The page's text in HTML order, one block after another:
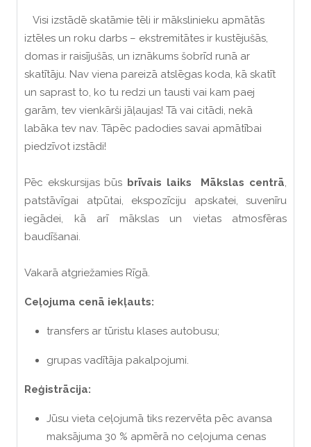
Visi izstādē skatāmie tēli ir mākslinieku apmātās
iztēles un roku darbs – ekstremitātes ir kustējušās,
domas ir raisījušās, un iznākums šobrīd runā ar
skatītāju. Nav viena pareizā atslēgas koda, kā skatīt
un saprast to, ko tu redzi un tausti vai kam paej
garām, tev vienkārši jāļaujas! Tā vai citādi, nekā
labāka tev nav. Tāpēc padodies savai apmātībai
piedzīvot izstādi!
Pēc ekskursijas būs brīvais laiks Mākslas centrā
patstāvīgai atpūtai, ekspozīciju apskatei, suvenīru
iegādei, kā arī mākslas un vietas atmosfēras
baudīšanai.
Vakarā atgriežamies Rīgā.
Ceļojuma cenā iekļauts:
transfers ar tūristu klases autobusu;
grupas vadītāja pakalpojumi.
Reģistrācija:
Jūsu vieta ceļojumā tiks rezervēta pēc avansa
maksājuma 30 % apmērā no ceļojuma cenas